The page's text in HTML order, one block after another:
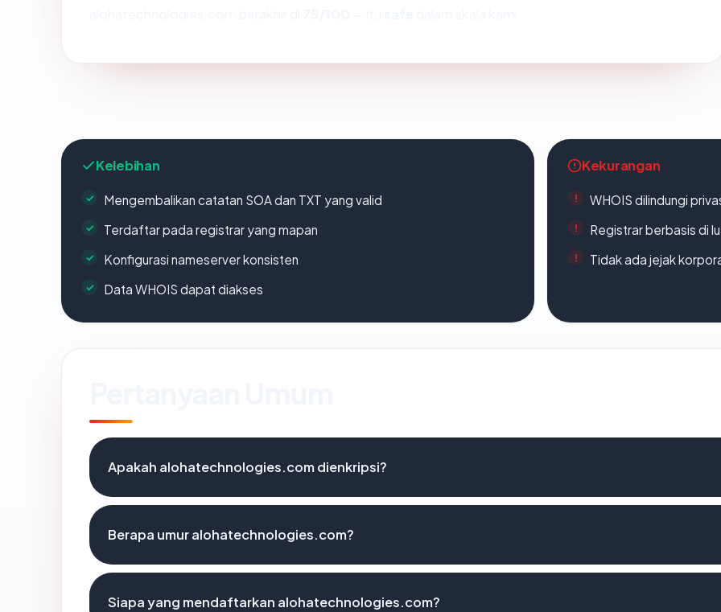
Kelebihan
Mengembalikan catatan SOA dan TXT yang valid
Terdaftar pada registrar yang mapan
Konfigurasi nameserver konsisten
Data WHOIS dapat diakses
Kekurangan
WHOIS dilindungi
Registrar berbasis di
Tidak ada jejak
Apakah alohatechnologies.com dienkripsi?
Berapa umur alohatechnologies.com?
Siapa yang mendaftarkan alohatechnologies.com?